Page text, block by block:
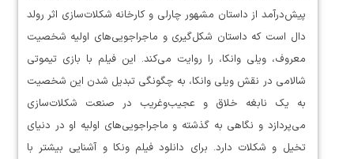
پیش‌درآمد از داستان مشهور چارلی و کارخانه شکلات‌سازی اثر رولد
دال است که داستان شکل‌گیری و ماجراجویی‌های اولیه شخصیت
معروف، ویلی وانکا، را روایت می‌کند. این فیلم با بازی تیموتی
شالامی در نقش ویلی وانکا، به چگونگی تبدیل شدن این شخصیت
به یک نابغه خلاق و عجیب‌وغریب در صنعت شکلات‌سازی
می‌پردازد و نگاهی به گذشته و ماجراجویی‌های اولیه او در دنیای
تخیل و شکلات دارد. برای دانلود فیلم ونکا و آشنایی بیشتر با